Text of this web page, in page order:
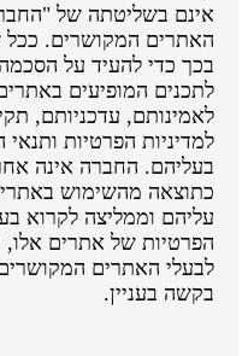
אינם בשליטתה של
האתרים המקושרים. ככל
בכך כדי להעיד על הסכמה
לתכנים המופיעים
לאמינותם, עדכניותם,
למדיניות הפרטיות ותנאי
בעליהם. החברה אינה
כתוצאה מהשימוש
עליהם וממליצה לקרוא
הפרטיות של אתרים אלו,
לבעלי האתרים המקושרים
בקשה בעניין.